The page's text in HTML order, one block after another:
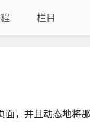
栏目
，并且动态地将